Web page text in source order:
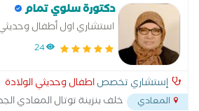
دكتورة سلوي تمام
استشاري اول أطفال وحديثي
24
إستشاري تخصصاطفال وحديثي الولادة
المعادي خلف بنزينة توتال المعادي